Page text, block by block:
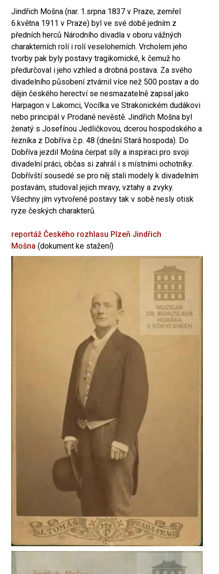
Jindřich Mošna (nar. 1.srpna 1837 v Praze, zemřel
6.května 1911 v Praze) byl ve své době jedním z
předních herců Národního divadla v oboru vážných
charakterních rolí i rolí veseloherních. Vrcholem jeho
tvorby pak byly postavy tragikomické, k čemuž ho
předurčoval i jeho vzhled a drobná postava. Za svého
divadelního působení ztvárnil více než 500 postav a do
dějin českého herectví se nesmazatelně zapsal jako
Harpagon v Lakomci, Vocílka ve Strakonickém dudákovi
nebo principál v Prodané nevěstě. Jindřich Mošna byl
ženatý s Josefínou Jedličkovou, dcerou hospodského a
řezníka z Dobříva č.p. 48 (dnešní Stará hospoda). Do
Dobříva jezdil Mošna čerpat síly a inspiraci pro svoji
divadelní práci, občas si zahrál i s místními ochotníky.
Dobřívští sousedé se pro něj stali modely k divadelním
postavám, studoval jejich mravy, vztahy a zvyky.
Všechny jím vytvořené postavy tak v sobě nesly otisk
ryze českých charakterů.
reportáž Českého rozhlasu Plzeň Jindřich
Mošna (dokument ke stažení)